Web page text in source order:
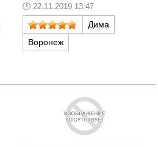
22.11.2019 13:47
Дима
Воронеж